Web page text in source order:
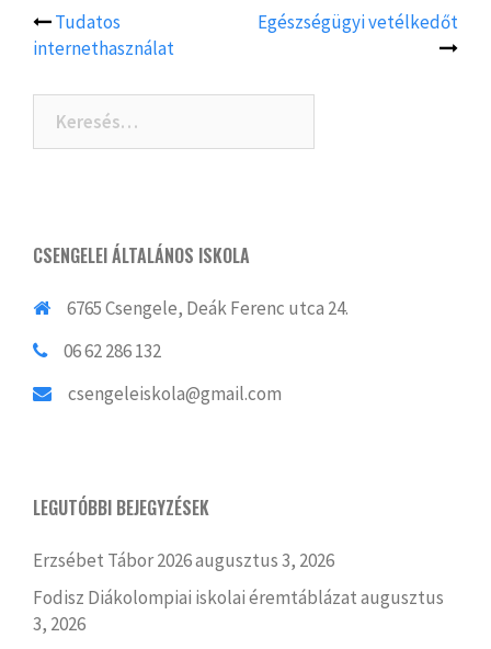
Post
navigation
Tudatos
internethasználat
Egészségügyi vetélkedőt
CSENGELEI ÁLTALÁNOS ISKOLA
6765 Csengele, Deák Ferenc utca 24.
06 62 286 132
csengeleiskola@gmail.com
LEGUTÓBBI BEJEGYZÉSEK
Erzsébet Tábor 2026augusztus 3, 2026
Fodisz Diákolompiai iskolai éremtáblázataugusztus
3, 2026